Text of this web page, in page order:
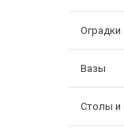
Оградки
Вазы
Столы и